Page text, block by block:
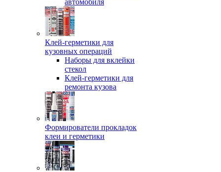
автомобиля
Клей-герметики для
кузовных операций
Наборы для вклейки
стекол
Клей-герметики для
ремонта кузова
Формирователи прокладок
клеи и герметики